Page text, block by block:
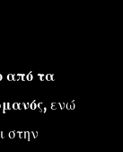
από τα
ενώ
στην